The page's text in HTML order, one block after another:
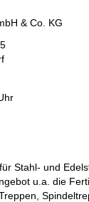
& Co. KG
Stahl- und
u.a. die